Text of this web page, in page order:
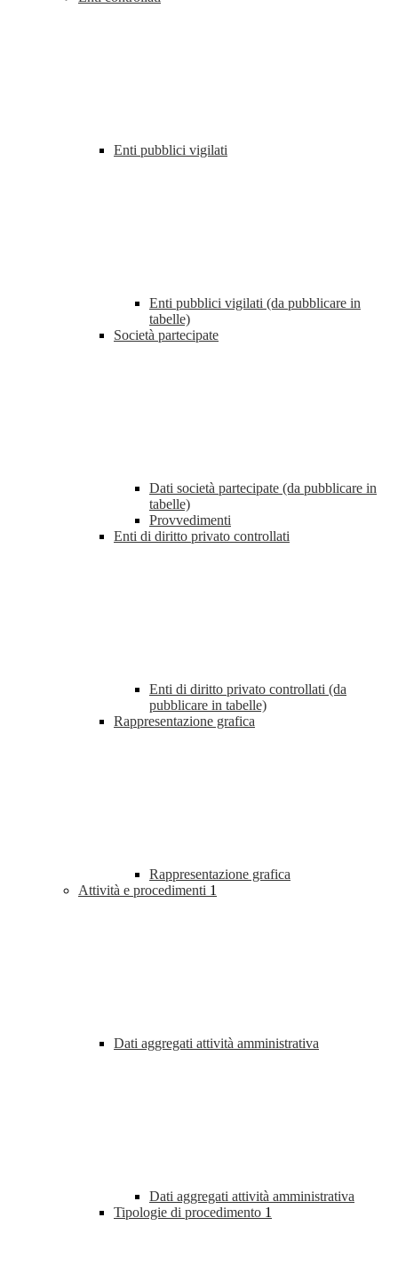
Enti pubblici vigilati
Enti pubblici vigilati (da pubblicare in
tabelle)
Società partecipate
Dati società partecipate (da pubblicare in
tabelle)
Provvedimenti
Enti di diritto privato controllati
Enti di diritto privato controllati (da
pubblicare in tabelle)
Rappresentazione grafica
Rappresentazione grafica
Attività e procedimenti 1
Dati aggregati attività amministrativa
Dati aggregati attività amministrativa
Tipologie di procedimento 1